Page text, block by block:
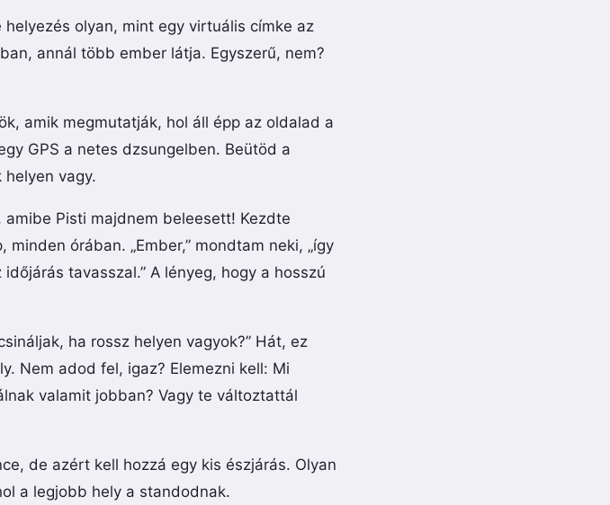
olyan, mint egy virtuális címke az
annál több ember látja. Egyszerű, nem?
amik megmutatják, hol áll épp az oldalad a
GPS a netes dzsungelben. Beütöd a
vagy.
Pisti majdnem beleesett! Kezdte
órában. „Ember,” mondtam neki, „így
tavasszal.” A lényeg, hogy a hosszú
ha rossz helyen vagyok?” Hát, ez
Nem adod fel, igaz? Elemezni kell: Mi
valamit jobban? Vagy te változtattál
de azért kell hozzá egy kis észjárás. Olyan
a legjobb hely a standodnak.